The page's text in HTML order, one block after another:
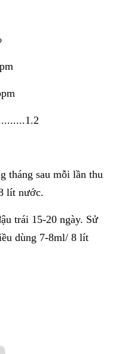
tháng sau mỗi lần thu
lít nước.
trái 15-20 ngày. Sử
dùng 7-8ml/ 8 lít